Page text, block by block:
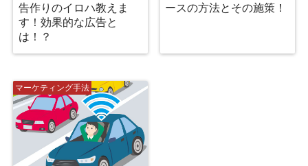
告作りのイロハ教えま
す！効果的な広告と
は！？
ースの方法とその施策！
マーケティング手法